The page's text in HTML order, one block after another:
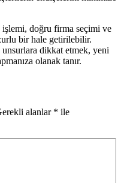
işlemi, doğru firma seçimi ve
bir hale getirilebilir.
unsurlara dikkat etmek, yeni
olanak tanır.
alanlar * ile